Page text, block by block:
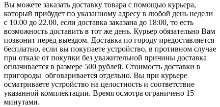
Вы можете заказать доставку товара с помощью курьера,
который прибудет по указанному адресу в любой день недели
с 10.00 до 22.00, если доставка заказана до 18:00, то есть
возможность доставить в тот же день. Курьер обязательно Вам
позвонит перед выездом. Доставка по городу предоставляется
бесплатно, если вы покупаете устройство, в противном случае
при отказе от покупки без уважительной причины доставка
оплачивается в размере 500 рублей. Стоимость доставки в
пригороды обговаривается отдельно. Вы при курьере
осматриваете устройство на целостность и соответствие
указанной комплектации. Время осмотра ограничено 15
минутами.